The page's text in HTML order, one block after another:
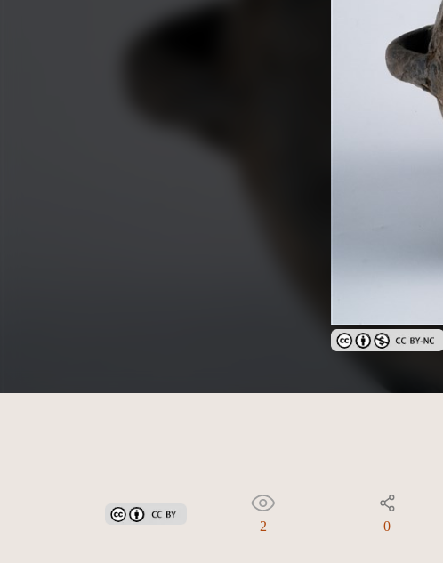
創用CC姓名標示 3.0 台灣及其後版本(CC BY 3.0 TW +)
2 0